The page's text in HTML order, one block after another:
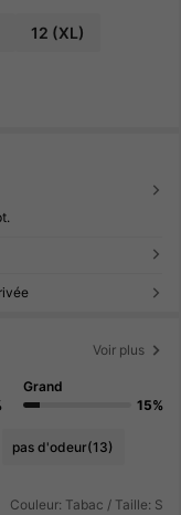
12 (XL)
Voir plus
Grand
15%
pas d'odeur(13)
Couleur: Tabac / Taille: S